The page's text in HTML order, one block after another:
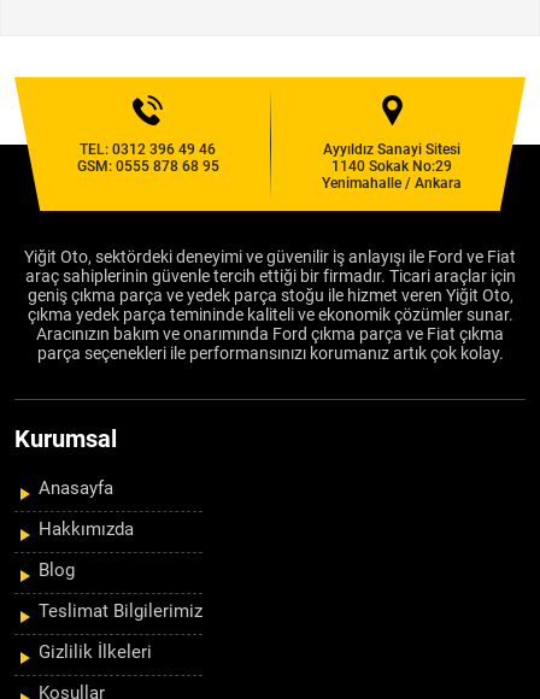
TEL:0312 396 49 46
GSM: 0555 878 68 95
Ayyıldız Sanayi Sitesi
1140 Sokak No:29
Yenimahalle / Ankara
Yiğit Oto, sektördeki deneyimi ve güvenilir iş anlayışı ile Ford ve Fiat
araç sahiplerinin güvenle tercih ettiği bir firmadır. Ticari araçlar için
geniş çıkma parça ve yedek parça stoğu ile hizmet veren Yiğit Oto,
çıkma yedek parça temininde kaliteli ve ekonomik çözümler sunar.
Aracınızın bakım ve onarımında Ford çıkma parça ve Fiat çıkma
parça seçenekleri ile performansınızı korumanız artık çok kolay.
Kurumsal
Anasayfa
Hakkımızda
Blog
Teslimat Bilgilerimiz
Gizlilik İlkeleri
Koşullar